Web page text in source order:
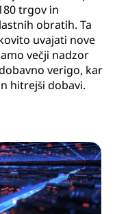
trgov in
obratih. Ta
uvajati nove
večji nadzor
verigo, kar
hitrejši dobavi.